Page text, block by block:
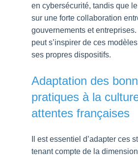
en cybersécurité, tandis que
sur une forte collaboration
gouvernements et
peut s’inspirer de ces
ses propres dispositifs.
Adaptation des
pratiques à la
attentes françaises
Il est essentiel d’adapter ces
tenant compte de la